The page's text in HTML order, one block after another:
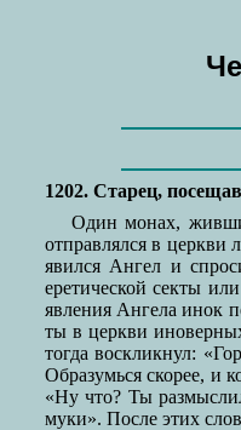
1202. Старец,
Один монах,
отправлялся в церкви
явился Ангел и
еретической секты
явления Ангела инок
ты в церкви
тогда воскликнул:
Образумься скорее, и
«Ну что? Ты
муки». После этих